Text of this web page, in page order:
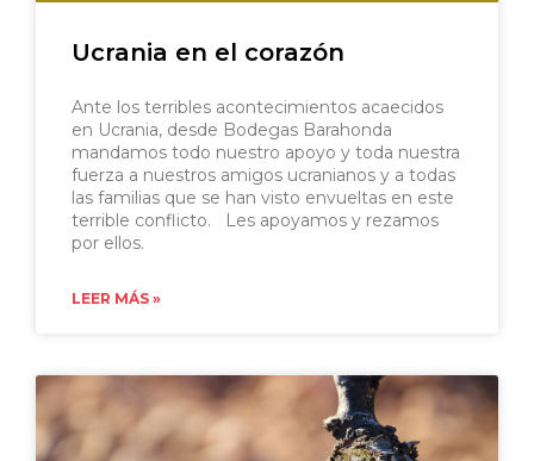
Ucrania en el corazón
Ante los terribles acontecimientos acaecidos
en Ucrania, desde Bodegas Barahonda
mandamos todo nuestro apoyo y toda nuestra
fuerza a nuestros amigos ucranianos y a todas
las familias que se han visto envueltas en este
terrible conflicto. Les apoyamos y rezamos
por ellos.
LEER MÁS »